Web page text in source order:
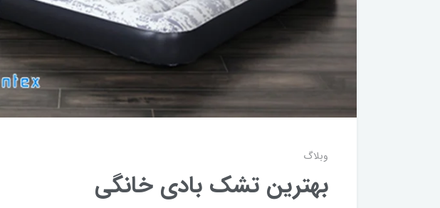
وبلاگ
بهترین تشک بادی خانگی